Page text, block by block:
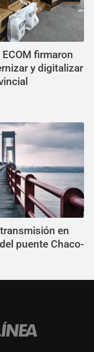
firmaron
y digitalizar
en
puente Chaco-